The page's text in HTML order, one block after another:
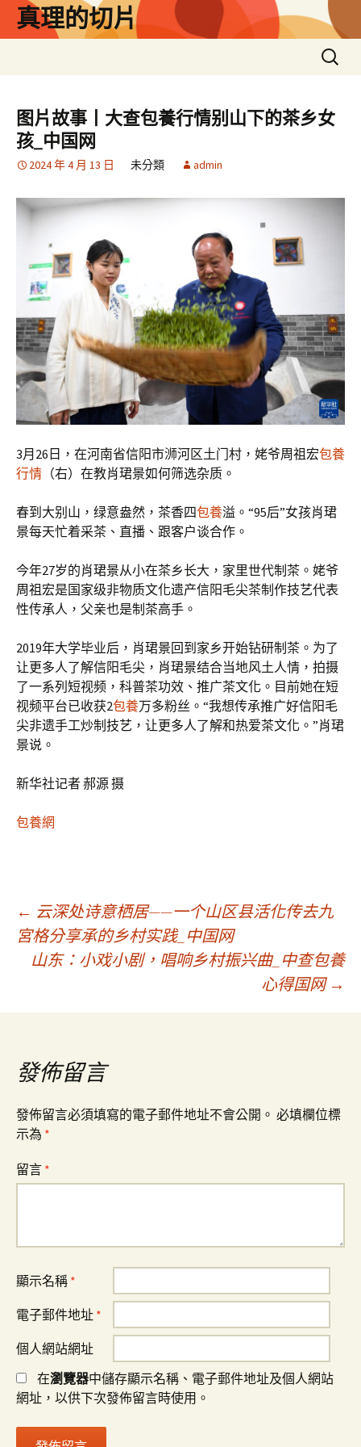
真理的切片
搜
尋
鍵
字:
图片故事丨大查包養行情别山下的茶乡女
孩_中国网
2024 年 4 月 13 日 未分類 admin
3月26日，在河南省信阳市浉河区土门村，姥爷周祖宏包養
行情 （右）在教肖珺景如何筛选杂质。
春到大别山，绿意盎然，茶香四包養溢。“95后”女孩肖珺
景每天忙着采茶、直播、跟客户谈合作。
今年27岁的肖珺景从小在茶乡长大，家里世代制茶。姥爷
周祖宏是国家级非物质文化遗产信阳毛尖茶制作技艺代表
性传承人，父亲也是制茶高手。
2019年大学毕业后，肖珺景回到家乡开始钻研制茶。为了
让更多人了解信阳毛尖，肖珺景结合当地风土人情，拍摄
了一系列短视频，科普茶功效、推广茶文化。目前她在短
视频平台已收获2包養万多粉丝。“我想传承推广好信阳毛
尖非遗手工炒制技艺，让更多人了解和热爱茶文化。”肖珺
景说。
新华社记者 郝源 摄
包養網
文
章
導
覽
← 云深处诗意栖居——一个山区县活化传去九
宮格分享承的乡村实践_中国网
山东：小戏小剧，唱响乡村振兴曲_中查包養
心得国网 →
發佈留言
發佈留言必須填寫的電子郵件地址不會公開。 必填欄位標
示為 *
留言 *
顯示名稱 *
電子郵件地址 *
個人網站網址
在瀏覽器中儲存顯示名稱、電子郵件地址及個人網站
網址，以供下次發佈留言時使用。